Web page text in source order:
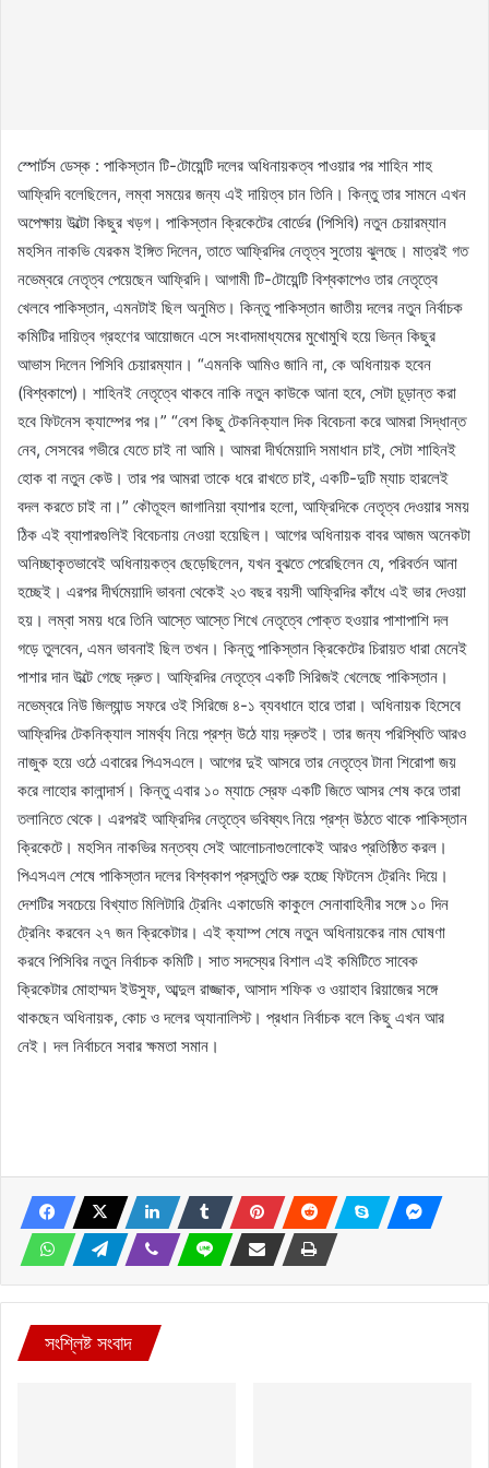
স্পোর্টস ডেস্ক : পাকিস্তান টি-টোয়েন্টি দলের অধিনায়কত্ব পাওয়ার পর শাহিন শাহ
আফ্রিদি বলেছিলেন, লম্বা সময়ের জন্য এই দায়িত্ব চান তিনি। কিন্তু তার সামনে এখন
অপেক্ষায় উল্টো কিছুর খড়গ। পাকিস্তান ক্রিকেটের বোর্ডের (পিসিবি) নতুন চেয়ারম্যান
মহসিন নাকভি যেরকম ইঙ্গিত দিলেন, তাতে আফ্রিদির নেতৃত্ব সুতোয় ঝুলছে। মাত্রই গত
নভেম্বরে নেতৃত্ব পেয়েছেন আফ্রিদি। আগামী টি-টোয়েন্টি বিশ্বকাপেও তার নেতৃত্বে
খেলবে পাকিস্তান, এমনটাই ছিল অনুমিত। কিন্তু পাকিস্তান জাতীয় দলের নতুন নির্বাচক
কমিটির দায়িত্ব গ্রহণের আয়োজনে এসে সংবাদমাধ্যমের মুখোমুখি হয়ে ভিন্ন কিছুর
আভাস দিলেন পিসিবি চেয়ারম্যান। “এমনকি আমিও জানি না, কে অধিনায়ক হবেন
(বিশ্বকাপে)। শাহিনই নেতৃত্বে থাকবে নাকি নতুন কাউকে আনা হবে, সেটা চূড়ান্ত করা
হবে ফিটনেস ক্যাম্পের পর।” “বেশ কিছু টেকনিক্যাল দিক বিবেচনা করে আমরা সিদ্ধান্ত
নেব, সেসবের গভীরে যেতে চাই না আমি। আমরা দীর্ঘমেয়াদি সমাধান চাই, সেটা শাহিনই
হোক বা নতুন কেউ। তার পর আমরা তাকে ধরে রাখতে চাই, একটি-দুটি ম্যাচ হারলেই
বদল করতে চাই না।” কৌতূহল জাগানিয়া ব্যাপার হলো, আফ্রিদিকে নেতৃত্ব দেওয়ার সময়
ঠিক এই ব্যাপারগুলিই বিবেচনায় নেওয়া হয়েছিল। আগের অধিনায়ক বাবর আজম অনেকটা
অনিচ্ছাকৃতভাবেই অধিনায়কত্ব ছেড়েছিলেন, যখন বুঝতে পেরেছিলেন যে, পরিবর্তন আনা
হচ্ছেই। এরপর দীর্ঘমেয়াদি ভাবনা থেকেই ২৩ বছর বয়সী আফ্রিদির কাঁধে এই ভার দেওয়া
হয়। লম্বা সময় ধরে তিনি আস্তে আস্তে শিখে নেতৃত্বে পোক্ত হওয়ার পাশাপাশি দল
গড়ে তুলবেন, এমন ভাবনাই ছিল তখন। কিন্তু পাকিস্তান ক্রিকেটের চিরায়ত ধারা মেনেই
পাশার দান উল্টে গেছে দ্রুত। আফ্রিদির নেতৃত্বে একটি সিরিজই খেলেছে পাকিস্তান।
নভেম্বরে নিউ জিল্যান্ড সফরে ওই সিরিজে ৪-১ ব্যবধানে হারে তারা। অধিনায়ক হিসেবে
আফ্রিদির টেকনিক্যাল সামর্থ্য নিয়ে প্রশ্ন উঠে যায় দ্রুতই। তার জন্য পরিস্থিতি আরও
নাজুক হয়ে ওঠে এবারের পিএসএলে। আগের দুই আসরে তার নেতৃত্বে টানা শিরোপা জয়
করে লাহোর কালান্দার্স। কিন্তু এবার ১০ ম্যাচে স্রেফ একটি জিতে আসর শেষ করে তারা
তলানিতে থেকে। এরপরই আফ্রিদির নেতৃত্বে ভবিষ্যৎ নিয়ে প্রশ্ন উঠতে থাকে পাকিস্তান
ক্রিকেটে। মহসিন নাকভির মন্তব্য সেই আলোচনাগুলোকেই আরও প্রতিষ্ঠিত করল।
পিএসএল শেষে পাকিস্তান দলের বিশ্বকাপ প্রস্তুতি শুরু হচ্ছে ফিটনেস ট্রেনিং দিয়ে।
দেশটির সবচেয়ে বিখ্যাত মিলিটারি ট্রেনিং একাডেমি কাকুলে সেনাবাহিনীর সঙ্গে ১০ দিন
ট্রেনিং করবেন ২৭ জন ক্রিকেটার। এই ক্যাম্প শেষে নতুন অধিনায়কের নাম ঘোষণা
করবে পিসিবির নতুন নির্বাচক কমিটি। সাত সদস্যের বিশাল এই কমিটিতে সাবেক
ক্রিকেটার মোহাম্মদ ইউসুফ, আব্দুল রাজ্জাক, আসাদ শফিক ও ওয়াহাব রিয়াজের সঙ্গে
থাকছেন অধিনায়ক, কোচ ও দলের অ্যানালিস্ট। প্রধান নির্বাচক বলে কিছু এখন আর
নেই। দল নির্বাচনে সবার ক্ষমতা সমান।
সংশ্লিষ্ট সংবাদ